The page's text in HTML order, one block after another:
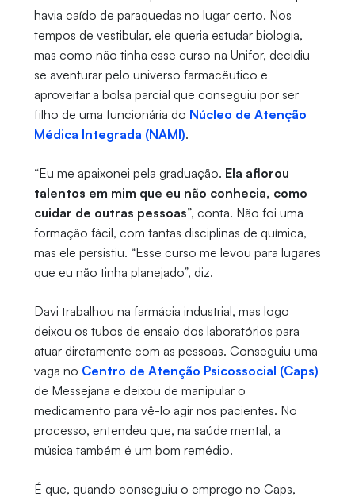
havia caído de paraquedas no lugar certo. Nos
tempos de vestibular, ele queria estudar biologia,
mas como não tinha esse curso na Unifor, decidiu
se aventurar pelo universo farmacêutico e
aproveitar a bolsa parcial que conseguiu por ser
filho de uma funcionária do Núcleo de Atenção
Médica Integrada (NAMI).
“Eu me apaixonei pela graduação. Ela aflorou
talentos em mim que eu não conhecia, como
cuidar de outras pessoas”, conta. Não foi uma
formação fácil, com tantas disciplinas de química,
mas ele persistiu. “Esse curso me levou para lugares
que eu não tinha planejado”, diz.
Davi trabalhou na farmácia industrial, mas logo
deixou os tubos de ensaio dos laboratórios para
atuar diretamente com as pessoas. Conseguiu uma
vaga no Centro de Atenção Psicossocial (Caps)
de Messejana e deixou de manipular o
medicamento para vê-lo agir nos pacientes. No
processo, entendeu que, na saúde mental, a
música também é um bom remédio.
É que, quando conseguiu o emprego no Caps,